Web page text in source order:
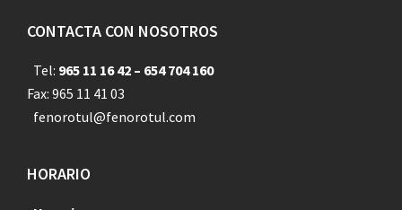
CONTACTA CON NOSOTROS
Tel: 965 11 16 42 – 654 704 160
Fax: 965 11 41 03
fenorotul@fenorotul.com
HORARIO